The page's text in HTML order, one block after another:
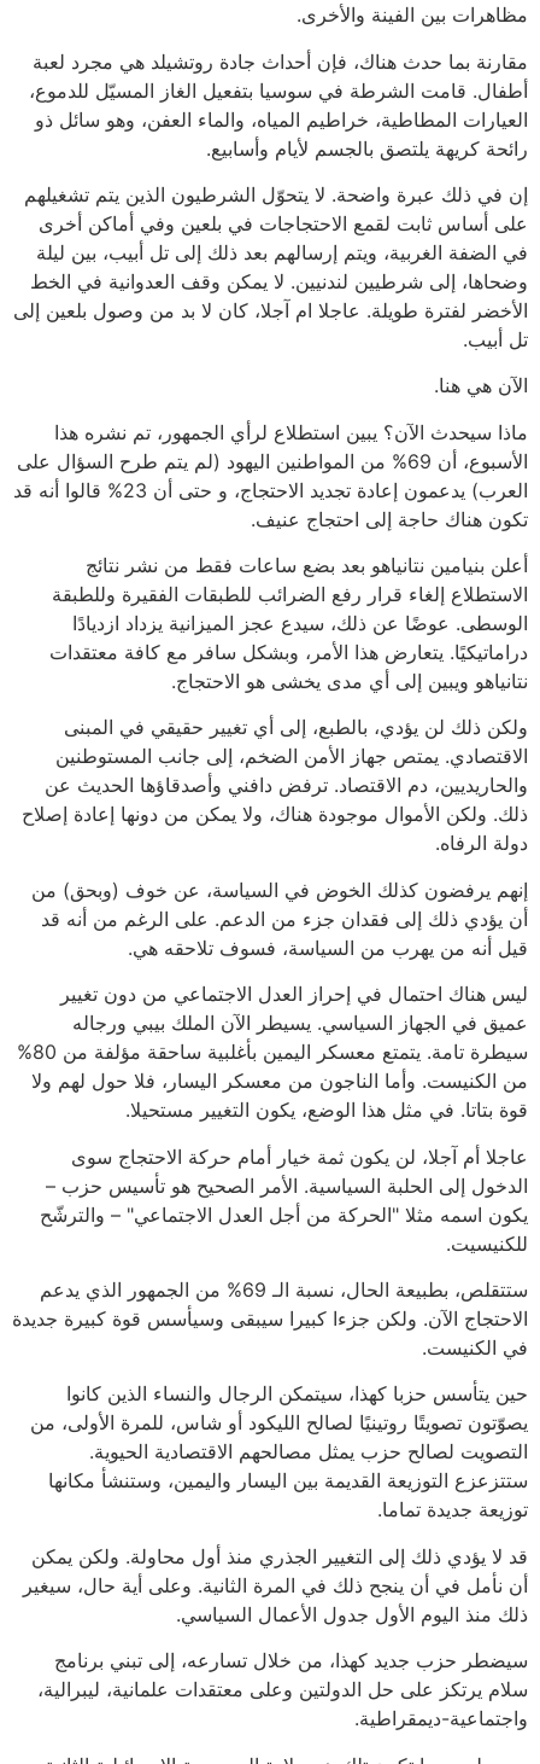
مظاهرات بين الفينة والأخرى.
مقارنة بما حدث هناك، فإن أحداث جادة روتشيلد هي مجرد لعبة
أطفال. قامت الشرطة في سوسيا بتفعيل الغاز المسيّل للدموع،
العيارات المطاطية، خراطيم المياه، والماء العفن، وهو سائل ذو
رائحة كريهة يلتصق بالجسم لأيام وأسابيع.
إن في ذلك عبرة واضحة. لا يتحوّل الشرطيون الذين يتم تشغيلهم
على أساس ثابت لقمع الاحتجاجات في بلعين وفي أماكن أخرى
في الضفة الغربية، ويتم إرسالهم بعد ذلك إلى تل أبيب، بين ليلة
وضحاها، إلى شرطيين لندنيين. لا يمكن وقف العدوانية في الخط
الأخضر لفترة طويلة. عاجلا ام آجلا، كان لا بد من وصول بلعين إلى
تل أبيب.
الآن هي هنا.
ماذا سيحدث الآن؟ يبين استطلاع لرأي الجمهور، تم نشره هذا
الأسبوع، أن 69% من المواطنين اليهود (لم يتم طرح السؤال على
العرب) يدعمون إعادة تجديد الاحتجاج، و حتى أن 23% قالوا أنه قد
تكون هناك حاجة إلى احتجاج عنيف.
أعلن بنيامين نتانياهو بعد بضع ساعات فقط من نشر نتائج
الاستطلاع إلغاء قرار رفع الضرائب للطبقات الفقيرة وللطبقة
الوسطى. عوضًا عن ذلك، سيدع عجز الميزانية يزداد ازديادًا
دراماتيكيًا. يتعارض هذا الأمر، وبشكل سافر مع كافة معتقدات
نتانياهو ويبين إلى أي مدى يخشى هو الاحتجاج.
ولكن ذلك لن يؤدي، بالطبع، إلى أي تغيير حقيقي في المبنى
الاقتصادي. يمتص جهاز الأمن الضخم، إلى جانب المستوطنين
والحاريديين، دم الاقتصاد. ترفض دافني وأصدقاؤها الحديث عن
ذلك. ولكن الأموال موجودة هناك، ولا يمكن من دونها إعادة إصلاح
دولة الرفاه.
إنهم يرفضون كذلك الخوض في السياسة، عن خوف (وبحق) من
أن يؤدي ذلك إلى فقدان جزء من الدعم. على الرغم من أنه قد
قيل أنه من يهرب من السياسة، فسوف تلاحقه هي.
ليس هناك احتمال في إحراز العدل الاجتماعي من دون تغيير
عميق في الجهاز السياسي. يسيطر الآن الملك بيبي ورجاله
سيطرة تامة. يتمتع معسكر اليمين بأغلبية ساحقة مؤلفة من 80%
من الكنيست. وأما الناجون من معسكر اليسار، فلا حول لهم ولا
قوة بتاتا. في مثل هذا الوضع، يكون التغيير مستحيلا.
عاجلا أم آجلا، لن يكون ثمة خيار أمام حركة الاحتجاج سوى
الدخول إلى الحلبة السياسية. الأمر الصحيح هو تأسيس حزب –
يكون اسمه مثلا "الحركة من أجل العدل الاجتماعي" – والترشّح
للكنيسيت.
ستتقلص، بطبيعة الحال، نسبة الـ 69% من الجمهور الذي يدعم
الاحتجاج الآن. ولكن جزءا كبيرا سيبقى وسيأسس قوة كبيرة جديدة
في الكنيست.
حين يتأسس حزبا كهذا، سيتمكن الرجال والنساء الذين كانوا
يصوّتون تصويتًا روتينيًا لصالح الليكود أو شاس، للمرة الأولى، من
التصويت لصالح حزب يمثل مصالحهم الاقتصادية الحيوية.
ستتزعزع التوزيعة القديمة بين اليسار واليمين، وستنشأ مكانها
توزيعة جديدة تماما.
قد لا يؤدي ذلك إلى التغيير الجذري منذ أول محاولة. ولكن يمكن
أن نأمل في أن ينجح ذلك في المرة الثانية. وعلى أية حال، سيغير
ذلك منذ اليوم الأول جدول الأعمال السياسي.
سيضطر حزب جديد كهذا، من خلال تسارعه، إلى تبني برنامج
سلام يرتكز على حل الدولتين وعلى معتقدات علمانية، ليبرالية،
واجتماعية-ديمقراطية.